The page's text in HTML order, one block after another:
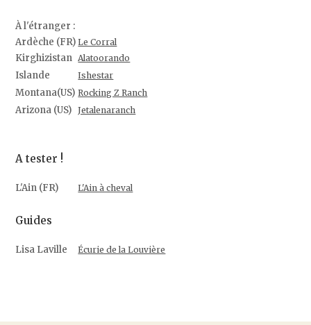
À l'étranger :
Ardèche (FR) Le Corral
Kirghizistan Alatoorando
Islande Ishestar
Montana(US) Rocking Z Ranch
Arizona (US) Jetalenaranch
A tester !
L'Ain (FR) L'Ain à cheval
Guides
Lisa Laville Écurie de la Louvière